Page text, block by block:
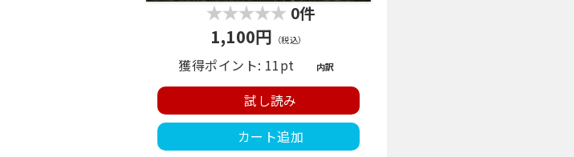
0件
1,100円 （税込）
獲得ポイント: 11pt 内訳
試し読み
カート追加